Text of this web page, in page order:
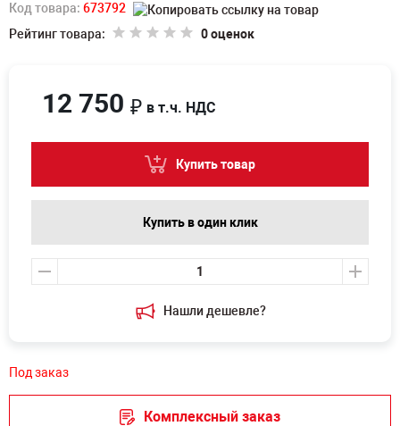
Код товара: 673792
Рейтинг товара:
0 оценок
Нашли дешевле?
12 750 ₽ в т.ч. НДС
Купить товар
Купить в один клик
Под заказ
Комплексный заказ